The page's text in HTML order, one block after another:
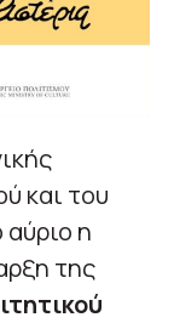
και του
η
της